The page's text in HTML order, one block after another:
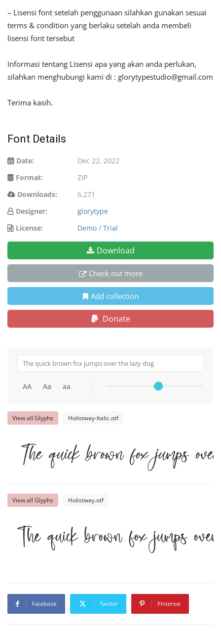
– Lisensi font setelah penggunaan silahkan gunakan sesuai
terms & condition yang berlaku setelah anda membeli
lisensi font tersebut
Informasi tentang Lisensi apa yang akan anda perlukan,
silahkan menghubungi kami di : glorytypestudio@gmail.com
Terima kasih.
Font Details
Date:
Dec 22, 2022
Format:
ZIP
Downloads:
6,271
Designer:
glorytype
License:
Demo / Trial
Download
Check out more
Add collection
Donate
AA Aa aa
View all Glyphs Holistway-Italic.otf
The quick brown fox jumps
View all Glyphs Holistway.otf
The quick brown fox jumps
Facebook Twitter Pinterest